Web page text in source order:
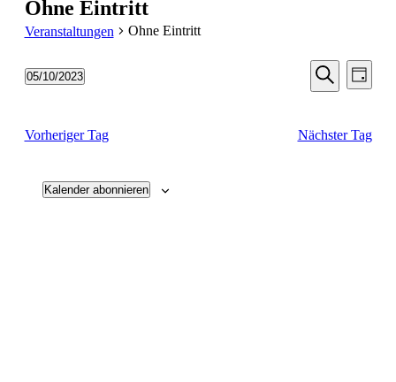
Ohne Eintritt
Veranstaltungen Ohne Eintritt
Suche
Suche
Tag
05/10/2023
Vorheriger Tag
Nächster Tag
Kalender abonnieren